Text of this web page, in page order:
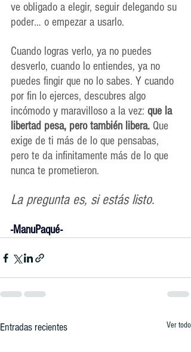
ve obligado a elegir, seguir delegando su
poder… o empezar a usarlo.
Cuando logras verlo, ya no puedes
desverlo, cuando lo entiendes, ya no
puedes fingir que no lo sabes. Y cuando
por fin lo ejerces, descubres algo
incómodo y maravilloso a la vez: que la
libertad pesa, pero también libera. Que
exige de ti más de lo que pensabas,
pero te da infinitamente más de lo que
nunca te prometieron.
La pregunta es, si estás listo.
-ManuPaqué-
Entradas recientes Ver todo